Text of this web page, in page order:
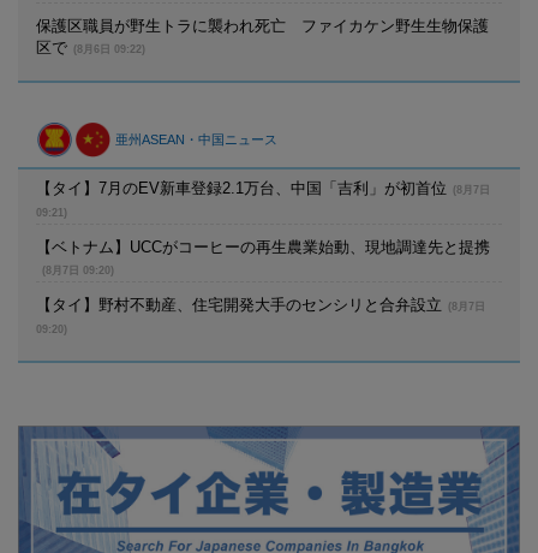
保護区職員が野生トラに襲われ死亡 ファイカケン野生生物保護
区で
(8月6日 09:22)
亜州ASEAN・中国ニュース
【タイ】7月のEV新車登録2.1万台、中国「吉利」が初首位
(8月7日
09:21)
【ベトナム】UCCがコーヒーの再生農業始動、現地調達先と提携
(8月7日 09:20)
【タイ】野村不動産、住宅開発大手のセンシリと合弁設立
(8月7日
09:20)